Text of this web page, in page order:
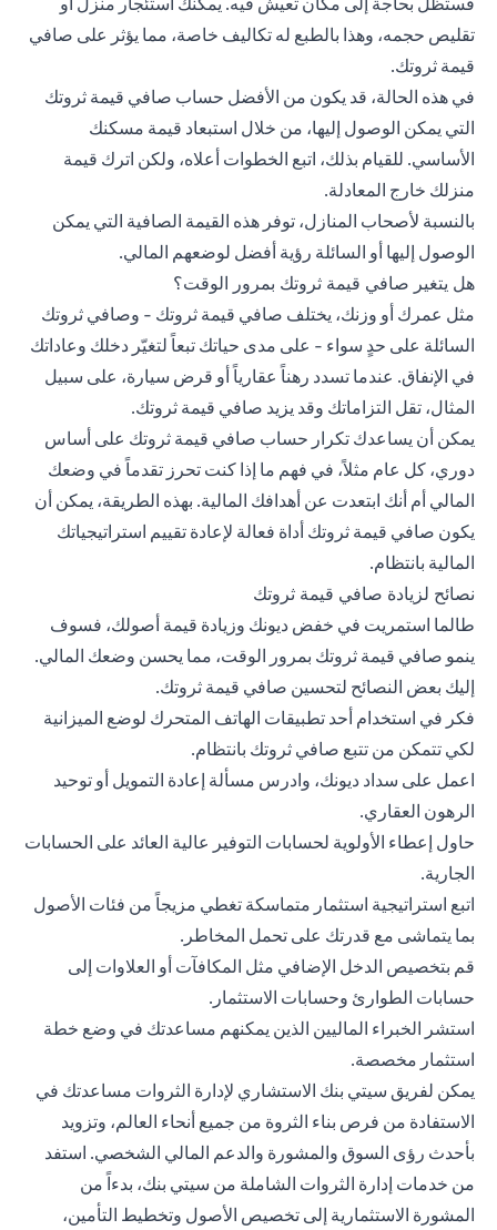
تقليص حجمه، وهذا بالطبع له تكاليف خاصة، مما يؤثر على صافي
قيمة ثروتك.
في هذه الحالة، قد يكون من الأفضل حساب صافي قيمة ثروتك
التي يمكن الوصول إليها، من خلال استبعاد قيمة مسكنك
الأساسي. للقيام بذلك، اتبع الخطوات أعلاه، ولكن اترك قيمة
منزلك خارج المعادلة.
بالنسبة لأصحاب المنازل، توفر هذه القيمة الصافية التي يمكن
الوصول إليها أو السائلة رؤية أفضل لوضعهم المالي.
هل يتغير صافي قيمة ثروتك بمرور الوقت؟
مثل عمرك أو وزنك، يختلف صافي قيمة ثروتك - وصافي ثروتك
السائلة على حدٍ سواء - على مدى حياتك تبعاً لتغيّر دخلك وعاداتك
في الإنفاق. عندما تسدد رهناً عقارياً أو قرض سيارة، على سبيل
المثال، تقل التزاماتك وقد يزيد صافي قيمة ثروتك.
يمكن أن يساعدك تكرار حساب صافي قيمة ثروتك على أساس
دوري، كل عام مثلاً، في فهم ما إذا كنت تحرز تقدماً في وضعك
المالي أم أنك ابتعدت عن أهدافك المالية. بهذه الطريقة، يمكن أن
يكون صافي قيمة ثروتك أداة فعالة لإعادة تقييم استراتيجياتك
المالية بانتظام.
نصائح لزيادة صافي قيمة ثروتك
طالما استمريت في خفض ديونك وزيادة قيمة أصولك، فسوف
ينمو صافي قيمة ثروتك بمرور الوقت، مما يحسن وضعك المالي.
إليك بعض النصائح لتحسين صافي قيمة ثروتك.
فكر في استخدام أحد تطبيقات الهاتف المتحرك لوضع الميزانية
لكي تتمكن من تتبع صافي ثروتك بانتظام.
اعمل على سداد ديونك، وادرس مسألة إعادة التمويل أو توحيد
الرهون العقاري.
حاول إعطاء الأولوية لحسابات التوفير عالية العائد على الحسابات
الجارية.
اتبع استراتيجية استثمار متماسكة تغطي مزيجاً من فئات الأصول
بما يتماشى مع قدرتك على تحمل المخاطر.
قم بتخصيص الدخل الإضافي مثل المكافآت أو العلاوات إلى
حسابات الطوارئ وحسابات الاستثمار.
استشر الخبراء الماليين الذين يمكنهم مساعدتك في وضع خطة
استثمار مخصصة.
يمكن لفريق سيتي بنك الاستشاري لإدارة الثروات مساعدتك في
الاستفادة من فرص بناء الثروة من جميع أنحاء العالم، وتزويد
بأحدث رؤى السوق والمشورة والدعم المالي الشخصي. استفد
من خدمات إدارة الثروات الشاملة من سيتي بنك، بدءاً من
المشورة الاستثمارية إلى تخصيص الأصول وتخطيط التأمين،